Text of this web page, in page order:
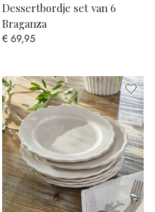
Dessertbordje set van 6
Braganza
€ 69,95